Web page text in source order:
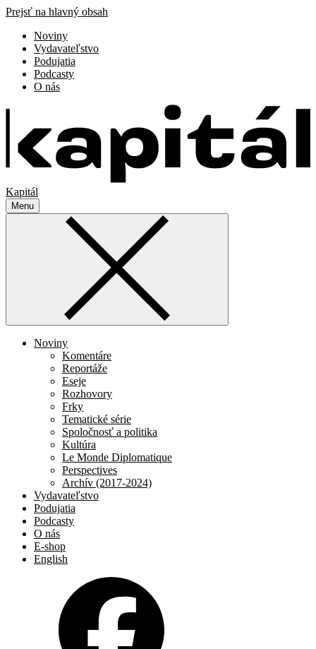
Prejsť na hlavný obsah
Noviny
Vydavateľstvo
Podujatia
Podcasty
O nás
Kapitál
Menu
Noviny
Komentáre
Reportáže
Eseje
Rozhovory
Frky
Tematické série
Spoločnosť a politika
Kultúra
Le Monde Diplomatique
Perspectives
Archív (2017-2024)
Vydavateľstvo
Podujatia
Podcasty
O nás
E-shop
English